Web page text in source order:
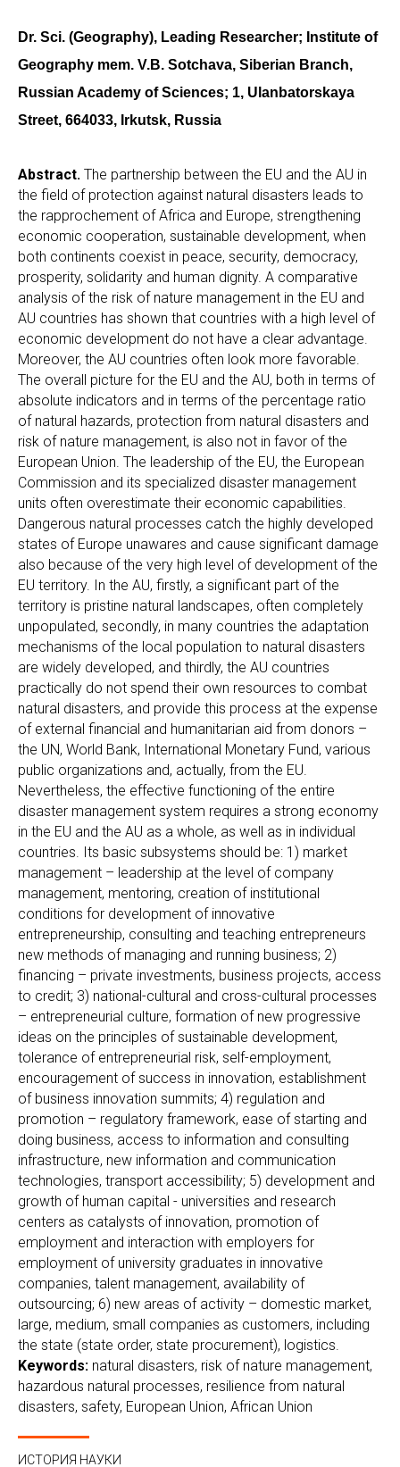
Dr. Sci. (Geography), Leading Researcher; Institute of
Geography mem. V.B. Sotchava, Siberian Branch,
Russian Academy of Sciences; 1, Ulanbatorskaya
Street, 664033, Irkutsk, Russia
Abstract. The partnership between the EU and the AU in
the field of protection against natural disasters leads to
the rapprochement of Africa and Europe, strengthening
economic cooperation, sustainable development, when
both continents coexist in peace, security, democracy,
prosperity, solidarity and human dignity. A comparative
analysis of the risk of nature management in the EU and
AU countries has shown that countries with a high level of
economic development do not have a clear advantage.
Moreover, the AU countries often look more favorable.
The overall picture for the EU and the AU, both in terms of
absolute indicators and in terms of the percentage ratio
of natural hazards, protection from natural disasters and
risk of nature management, is also not in favor of the
European Union. The leadership of the EU, the European
Commission and its specialized disaster management
units often overestimate their economic capabilities.
Dangerous natural processes catch the highly developed
states of Europe unawares and cause significant damage
also because of the very high level of development of the
EU territory. In the AU, firstly, a significant part of the
territory is pristine natural landscapes, often completely
unpopulated, secondly, in many countries the adaptation
mechanisms of the local population to natural disasters
are widely developed, and thirdly, the AU countries
practically do not spend their own resources to combat
natural disasters, and provide this process at the expense
of external financial and humanitarian aid from donors –
the UN, World Bank, International Monetary Fund, various
public organizations and, actually, from the EU.
Nevertheless, the effective functioning of the entire
disaster management system requires a strong economy
in the EU and the AU as a whole, as well as in individual
countries. Its basic subsystems should be: 1) market
management – leadership at the level of company
management, mentoring, creation of institutional
conditions for development of innovative
entrepreneurship, consulting and teaching entrepreneurs
new methods of managing and running business; 2)
financing – private investments, business projects, access
to credit; 3) national-cultural and cross-cultural processes
– entrepreneurial culture, formation of new progressive
ideas on the principles of sustainable development,
tolerance of entrepreneurial risk, self-employment,
encouragement of success in innovation, establishment
of business innovation summits; 4) regulation and
promotion – regulatory framework, ease of starting and
doing business, access to information and consulting
infrastructure, new information and communication
technologies, transport accessibility; 5) development and
growth of human capital - universities and research
centers as catalysts of innovation, promotion of
employment and interaction with employers for
employment of university graduates in innovative
companies, talent management, availability of
outsourcing; 6) new areas of activity – domestic market,
large, medium, small companies as customers, including
the state (state order, state procurement), logistics.
Keywords: natural disasters, risk of nature management,
hazardous natural processes, resilience from natural
disasters, safety, European Union, African Union
ИСТОРИЯ НАУКИ